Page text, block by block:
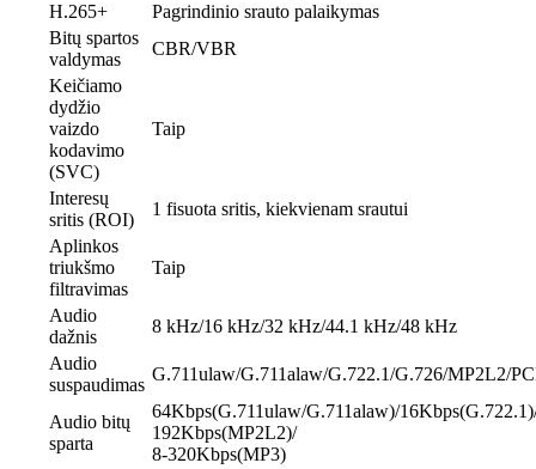
H.265+
Pagrindinio srauto palaikymas
Bitų spartos
valdymas
CBR/VBR
Keičiamo
dydžio
vaizdo
kodavimo
(SVC)
Taip
Interesų
sritis (ROI)
1 fisuota sritis, kiekvienam srautui
Aplinkos
triukšmo
filtravimas
Taip
Audio
dažnis
8 kHz/16 kHz/32 kHz/44.1 kHz/48 kHz
Audio
suspaudimas
G.711ulaw/G.711alaw/G.722.1/G.726/MP2L2/
Audio bitų
sparta
64Kbps(G.711ulaw/G.711alaw)/
192Kbps(MP2L2)/
8-320Kbps(MP3)